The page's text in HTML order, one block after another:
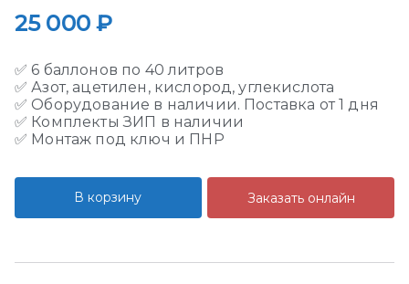
25 000₽
✅ 6 баллонов по 40 литров
✅ Азот, ацетилен, кислород, углекислота
✅ Оборудование в наличии. Поставка от 1 дня
✅ Комплекты ЗИП в наличии
✅ Монтаж под ключ и ПНР
В корзину Заказать онлайн